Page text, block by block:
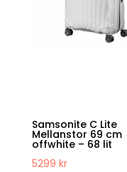
Samsonite C Lite
Mellanstor 69 cm
offwhite – 68 lit
5299 kr